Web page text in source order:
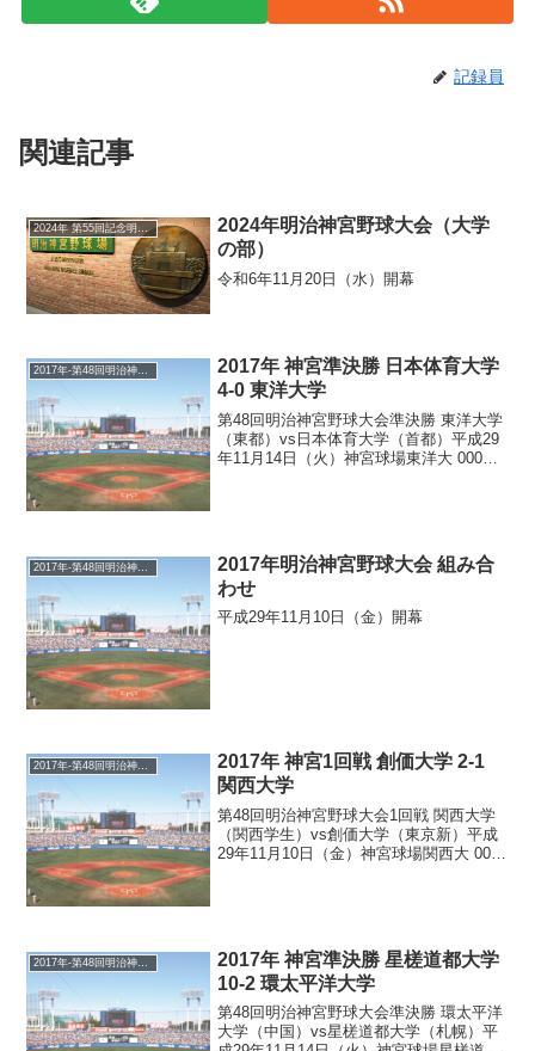
記録員
関連記事
2024年 第55回記念明治神宮野球大会
2024年明治神宮野球大会（大学
の部）
令和6年11月20日（水）開幕
2017年 神宮準決勝 日本体育大学
4-0 東洋大学
第48回明治神宮野球大会準決勝 東洋大学
（東都）vs日本体育大学（首都）平成29
年11月14日（火）神宮球場東洋大 000
2017年-第48回明治神宮野球大会
2017年明治神宮野球大会 組み合
わせ
平成29年11月10日（金）開幕
2017年 神宮1回戦 創価大学 2-1
関西大学
第48回明治神宮野球大会1回戦 関西大学
（関西学生）vs創価大学（東京新）平成
29年11月10日（金）神宮球場関西大 000
2017年-第48回明治神宮野球大会
2017年 神宮準決勝 星槎道都大学
10-2 環太平洋大学
第48回明治神宮野球大会準決勝 環太平洋
大学（中国）vs星槎道都大学（札幌）平